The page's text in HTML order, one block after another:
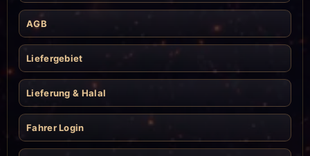
AGB
Liefergebiet
Lieferung & Halal
Fahrer Login